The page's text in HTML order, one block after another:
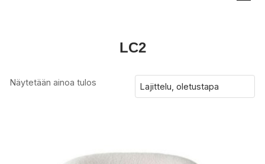
LC2
Näytetään ainoa tulos